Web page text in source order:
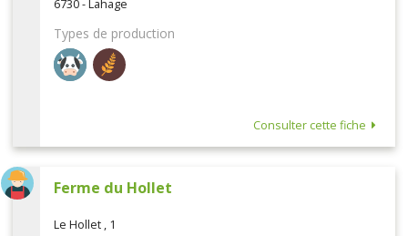
6730 - Lahage
Types de production
Consulter cette fiche
Ferme du Hollet
Le Hollet , 1